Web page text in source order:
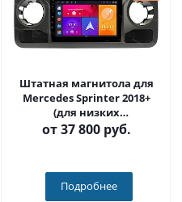
Штатная магнитола для
Mercedes Sprinter 2018+
(для низких
комплектаций) на Android
10, DSP, HDMI,
Carmedia SF-1021-D
от37 800 руб.
Подробнее